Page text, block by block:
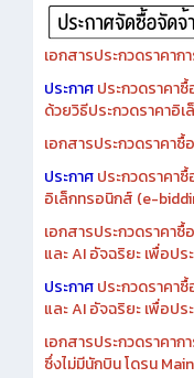
เอกสารประกวดราคา
ประกาศประกวดราคา
ด้วยวิธีประกวดราคาอิ
เอกสารประกวดราคา
ประกาศประกวดราคา
อิเล็กทรอนิกส์ (e-
เอกสารประกวดราค
และ AI อัจฉริยะ เพื่อป
ประกาศประกวดราคา
และ AI อัจฉริยะ เพื่อป
เอกสารประกวดราคา
ซึ่งไม่มีนักบิน โดรน